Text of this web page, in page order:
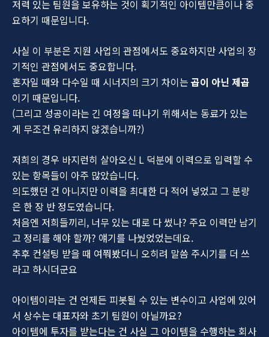
저력 있는 팀원을 보유하는 것이 획기적인 아이템만큼이나 중
요하기 때문입니다.
사실 이 부분은 지원 사업의 관점에서도 중요하지만 사업의 장
기적인 관점에서도 중요합니다.
혼자일 때와 다수일 때 시너지의 크기 차이는 곱이 아닌 제곱
이기 때문입니다.
(그리고 성공이라는 긴 여정을 떠나기 위해서는 동료가 있는
게 무조건 유리하지 않겠습니까?)
저희의 경우 바지런히 살아오신 L 덕분에 이력으로 입력할 수
있는 항목들이 아주 많았습니다.
의도했던 건 아니지만 이력을 최대한 다 적어 넣었고 그 분량
은 한 장 반 정도였습니다.
처음엔 저희들끼리, 너무 있는 대로 다 썼나? 주요 이력만 남기
고 정리를 해야 할까? 얘기를 나눴었었는데요.
추후 컨설팅 받을 때 여쭤봤더니 오히려 말씀 주시기를 더 쓰
라고 하시더군요
아이템이라는 건 언제든 피봇될 수 있는 변수이고 사업에 있어
서 상수는 대표자와 초기 팀원이 아닐까요?
아이템에 투자를 받는다는 건 사실 그 아이템을 수행하는 회사